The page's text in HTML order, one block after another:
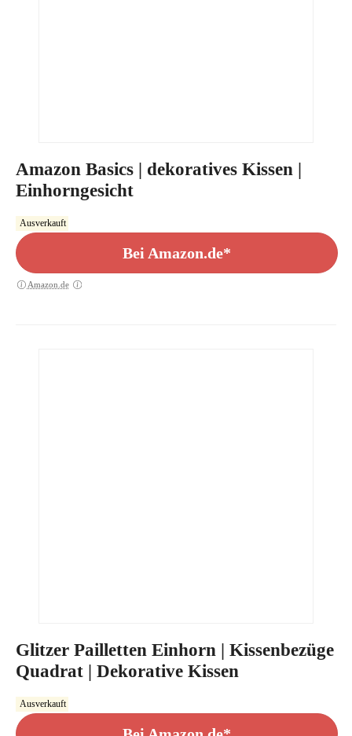
Amazon Basics | dekoratives Kissen |
Einhorngesicht
Ausverkauft
Bei Amazon.de*
Amazon.de
Glitzer Pailletten Einhorn | Kissenbezüge
Quadrat | Dekorative Kissen
Ausverkauft